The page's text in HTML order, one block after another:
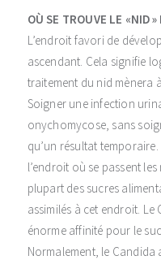
OÙ SE TROUVE LE
L’endroit favori de
ascendant. Cela signifie
traitement du nid mènera
Soigner une infection
onychomycose, sans
qu’un résultat
l’endroit où se passent
plupart des sucres
assimilés à cet endroit.
énorme affinité pour le
Normalement, le Candida